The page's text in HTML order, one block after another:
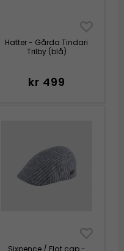
Hatter - Gårda Tindari
Trilby (blå)
kr 499
Sixpence / Flat cap -